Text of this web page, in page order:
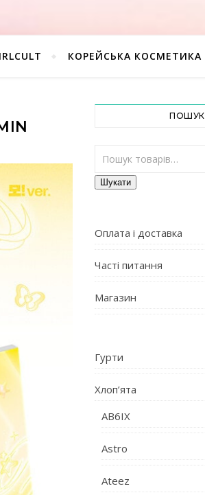
КОРЕЙСЬКА КОСМЕТИКА
ПОШУК
Шукати:
Шукати
Оплата і доставка
Часті питання
Магазин
Гурти
Хлоп’ята
AB6IX
Astro
Ateez